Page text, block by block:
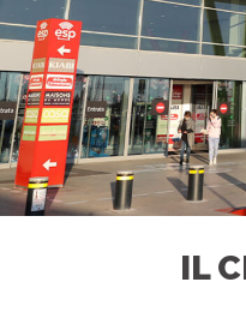
IL TUO BUSINESS
CONTATTI
IL